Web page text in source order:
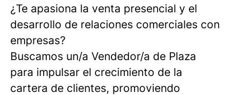
¿Te apasiona la venta presencial y el
desarrollo de relaciones comerciales con
empresas?
Buscamos un/a Vendedor/a de Plaza
para impulsar el crecimiento de la
cartera de clientes, promoviendo